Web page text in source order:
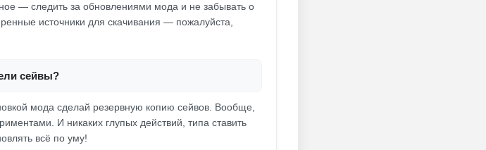
— следить за обновлениями мода и не забывать о
источники для скачивания — пожалуйста,
сейвы?
мода сделай резервную копию сейвов. Вообще,
И никаких глупых действий, типа ставить
всё по уму!